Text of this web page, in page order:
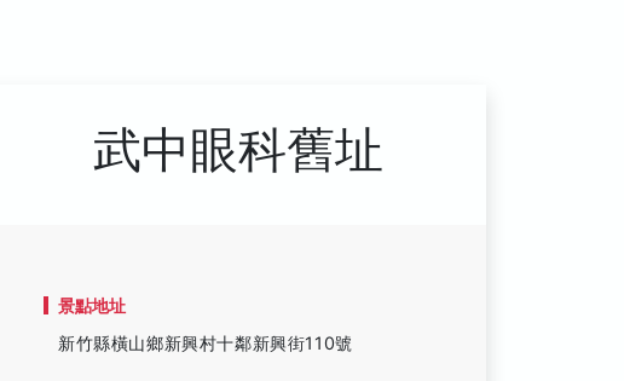
武中眼科舊址
景點地址
新竹縣橫山鄉新興村十鄰新興街110號